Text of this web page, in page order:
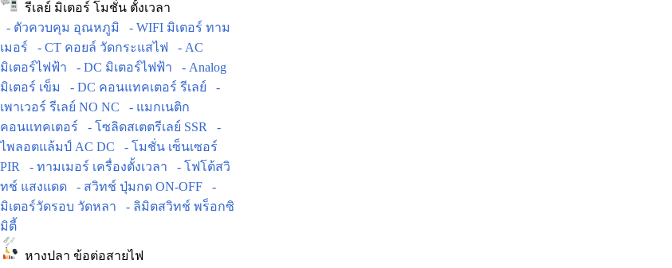
รีเลย์ มิเตอร์ โมชั่น ตั้งเวลา
- ตัวควบคุม อุณหภูมิ
- WIFI มิเตอร์ ทาม
เมอร์
- CT คอยล์ วัดกระแสไฟ
- AC
มิเตอร์ไฟฟ้า
- DC มิเตอร์ไฟฟ้า
- Analog
มิเตอร์ เข็ม
- DC คอนแทคเตอร์ รีเลย์
-
เพาเวอร์ รีเลย์ NO NC
- แมกเนติก
คอนแทคเตอร์
- โซลิดสเตตรีเลย์ SSR
-
ไพลอตแล้มป์ AC DC
- โมชั่น เซ็นเซอร์
PIR
- ทามเมอร์ เครื่องตั้งเวลา
- โฟโต้สวิ
ทช์ แสงแดด
- สวิทช์ ปุ่มกด ON-OFF
-
มิเตอร์วัดรอบ วัดหลา
- ลิมิตสวิทช์ พร็อกซิ
มิตี้
หางปลา ข้อต่อสายไฟ